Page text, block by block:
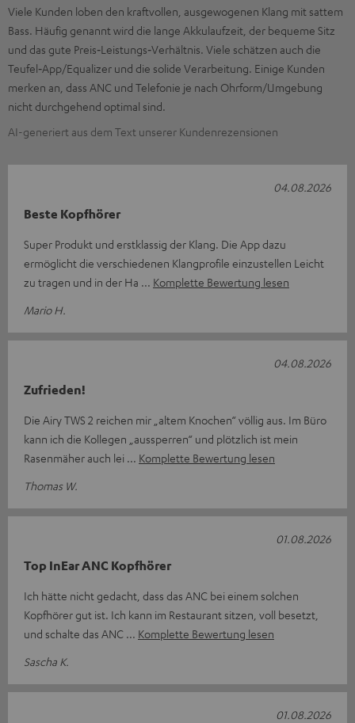
Viele Kunden loben den kraftvollen, ausgewogenen Klang mit sattem
Bass. Häufig genannt wird die lange Akkulaufzeit, der bequeme Sitz
und das gute Preis‑Leistungs‑Verhältnis. Viele schätzen auch die
Teufel‑App/Equalizer und die solide Verarbeitung. Einige Kunden
merken an, dass ANC und Telefonie je nach Ohrform/Umgebung
nicht durchgehend optimal sind.
AI-generiert aus dem Text unserer Kundenrezensionen
Beste Kopfhörer
Super Produkt und erstklassig der Klang. Die App dazu
ermöglicht die verschiedenen Klangprofile einzustellen Leicht
zu tragen und in der Ha
Komplette Bewertung lesen
Mario H.
04.08.2026
Zufrieden!
Die Airy TWS 2 reichen mir „altem Knochen“ völlig aus. Im Büro
kann ich die Kollegen „aussperren“ und plötzlich ist mein
Rasenmäher auch lei
Komplette Bewertung lesen
Thomas W.
04.08.2026
Top InEar ANC Kopfhörer
Ich hätte nicht gedacht, dass das ANC bei einem solchen
Kopfhörer gut ist. Ich kann im Restaurant sitzen, voll besetzt,
und schalte das ANC
Komplette Bewertung lesen
Sascha K.
01.08.2026
01.08.2026